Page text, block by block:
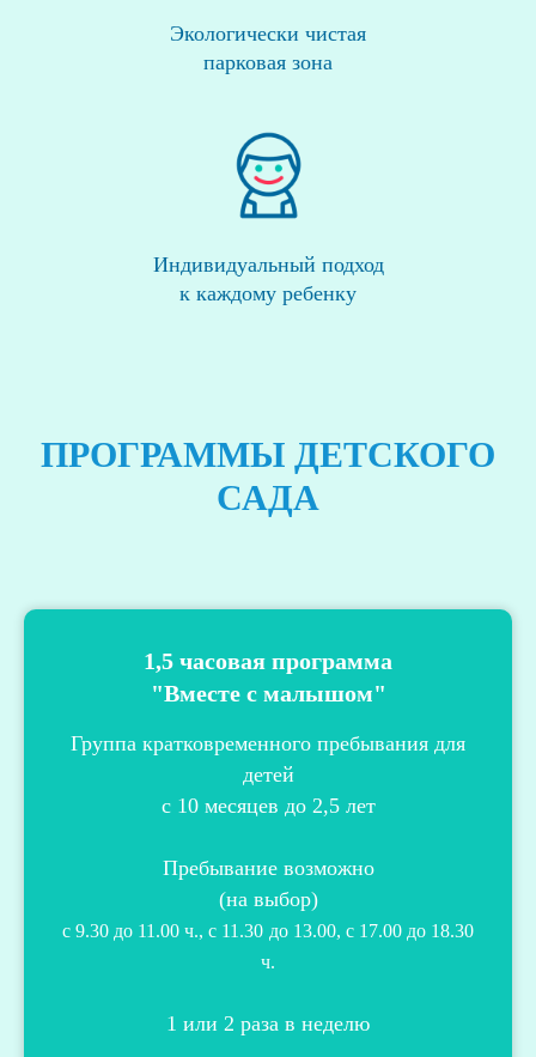
Экологически чистая
парковая зона
Индивидуальный подход
к каждому ребенку
ПРОГРАММЫ ДЕТСКОГО
САДА
1,5 часовая программа
"Вместе с малышом"
Группа кратковременного пребывания для
детей
с 10 месяцев до 2,5 лет
Пребывание возможно
(на выбор)
с 9.30 до 11.00 ч., с 11.30 до 13.00, с 17.00 до 18.30
ч.
1 или 2 раза в неделю